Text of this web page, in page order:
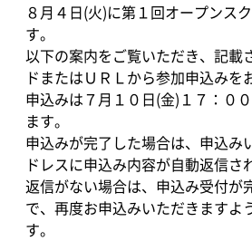
８月４日(火)に第１回オープンス
す。
以下の案内をご覧いただき、記載
ドまたはＵＲＬから参加申込みを
申込みは７月１０日(金)１７：０
ます。
申込みが完了した場合は、申込み
ドレスに申込み内容が自動返信さ
返信がない場合は、申込み受付が
で、再度お申込みいただきますよ
す。